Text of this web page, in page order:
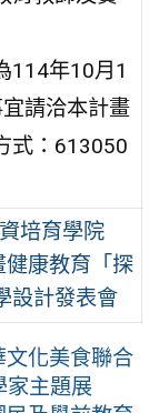
114年10月1
請洽本計畫
式：613050
培育學院
康教育「探
設計發表會
化美食聯合
家主題展